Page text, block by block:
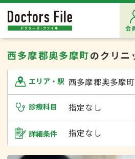
会
西多摩郡奥多摩町のクリニ
エリア・駅 西多摩郡奥多摩町
診療科目 指定なし
詳細条件 指定なし